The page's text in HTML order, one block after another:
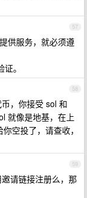
57
供服务，就必须遵
。
58
，你接受 sol 和
就像是地基，在上
空投了，请查收，
59
请链接注册么，那